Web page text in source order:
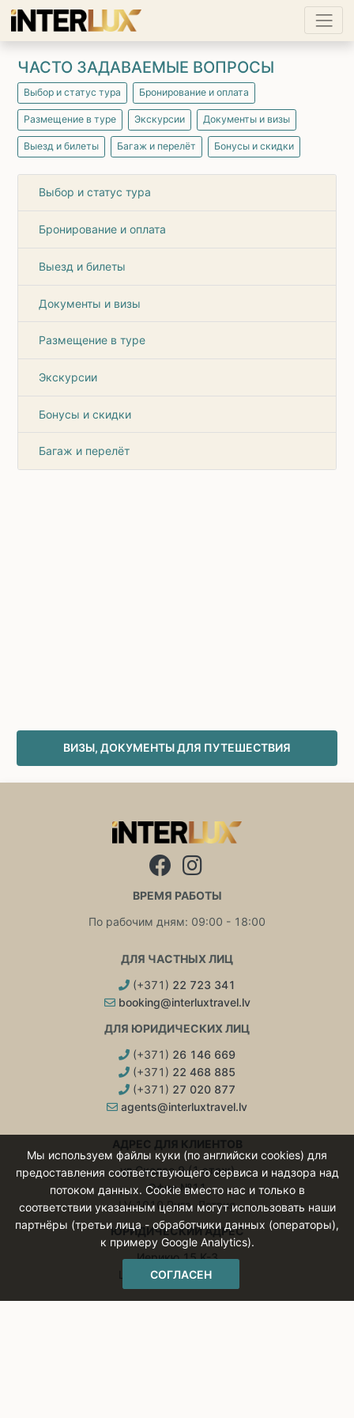
ЧАСТО ЗАДАВАЕМЫЕ ВОПРОСЫ
Выбор и статус тура Бронирование и оплата
Размещение в туре Экскурсии Документы и визы
Выезд и билеты Багаж и перелёт Бонусы и скидки
Выбор и статус тура
Бронирование и оплата
Выезд и билеты
Документы и визы
Размещение в туре
Экскурсии
Бонусы и скидки
Багаж и перелёт
ВИЗЫ, ДОКУМЕНТЫ ДЛЯ ПУТЕШЕСТВИЯ
ВРЕМЯ РАБОТЫ
По рабочим дням: 09:00 - 18:00
ДЛЯ ЧАСТНЫХ ЛИЦ
(+371) 22 723 341
booking@interluxtravel.lv
ДЛЯ ЮРИДИЧЕСКИХ ЛИЦ
(+371) 26 146 669
(+371) 22 468 885
(+371) 27 020 877
agents@interluxtravel.lv
АДРЕС ДЛЯ КЛИЕНТОВ
ул.Сколас 9 (1 этаж)
Офис №11
LV-1010 Рига, Латвия
ЮРИДИЧЕСКИЙ АДРЕС
Иерикю 15 K-3
LV-1084 Рига, Латвия
Мы используем файлы куки (по английски cookies) для
предоставления соответствующего сервиса и надзора над
потоком данных. Cookie вместо нас и только в
соответствии указанным целям могут использовать наши
партнёры (третьи лица - обработчики данных (операторы),
к примеру Google Analytics).
СОГЛАСЕН